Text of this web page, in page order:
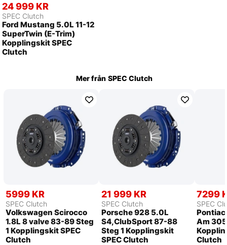
24 999 KR
SPEC Clutch
Ford Mustang 5.0L 11-12
SuperTwin (E-Trim)
Kopplingskit SPEC
Clutch
Mer från SPEC Clutch
5999 KR
SPEC Clutch
Volkswagen Scirocco
1.8L 8 valve 83-89 Steg
1 Kopplingskit SPEC
Clutch
21 999 KR
SPEC Clutch
Porsche 928 5.0L
S4,ClubSport 87-88
Steg 1 Kopplingskit
SPEC Clutch
7299
SPEC
Pontiac
Am
Clutch